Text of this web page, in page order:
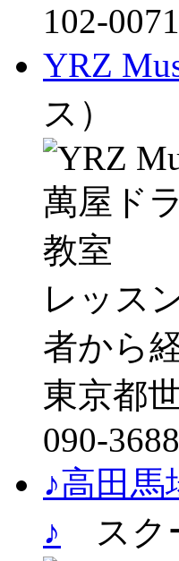
102-0071
YRZ
ス）
レッス
者から
東京都
090-
♪高田
♪ スク